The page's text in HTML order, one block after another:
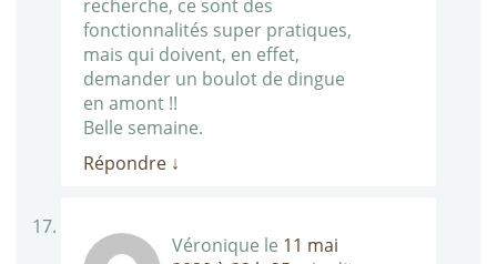
recherche, ce sont des
fonctionnalités super pratiques,
mais qui doivent, en effet,
demander un boulot de dingue
en amont !!
Belle semaine.
Répondre ↓
Véronique le 11 mai